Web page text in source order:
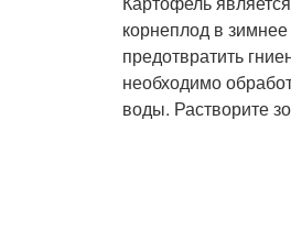
корнеплод в
предотвратить
необходимо
воды. Растворите